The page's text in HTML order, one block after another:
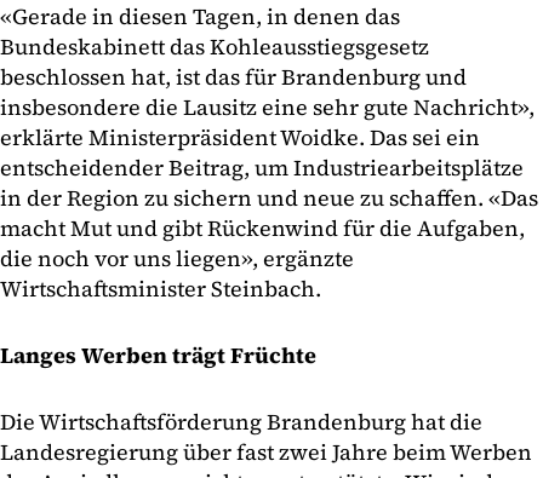
«Gerade in diesen Tagen, in denen das
Bundeskabinett das Kohleausstiegsgesetz
beschlossen hat, ist das für Brandenburg und
insbesondere die Lausitz eine sehr gute Nachricht»,
erklärte Ministerpräsident Woidke. Das sei ein
entscheidender Beitrag, um Industriearbeitsplätze
in der Region zu sichern und neue zu schaffen. «Das
macht Mut und gibt Rückenwind für die Aufgaben,
die noch vor uns liegen», ergänzte
Wirtschaftsminister Steinbach.
Langes Werben trägt Früchte
Die Wirtschaftsförderung Brandenburg hat die
Landesregierung über fast zwei Jahre beim Werben